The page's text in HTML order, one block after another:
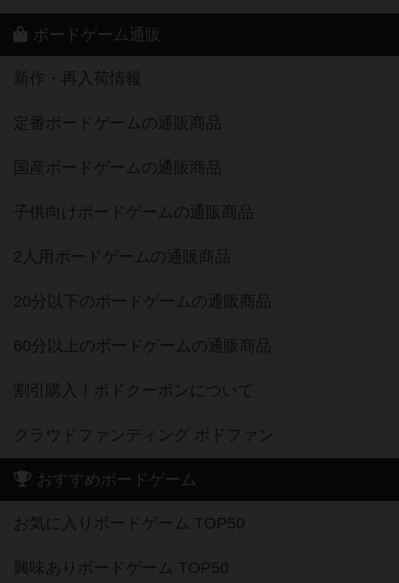
ボードゲーム通販
新作・再入荷情報
定番ボードゲームの通販商品
国産ボードゲームの通販商品
子供向けボードゲームの通販商品
2人用ボードゲームの通販商品
20分以下のボードゲームの通販商品
60分以上のボードゲームの通販商品
割引購入！ボドクーポンについて
クラウドファンディング ボドファン
おすすめボードゲーム
お気に入りボードゲーム TOP50
興味ありボードゲーム TOP50